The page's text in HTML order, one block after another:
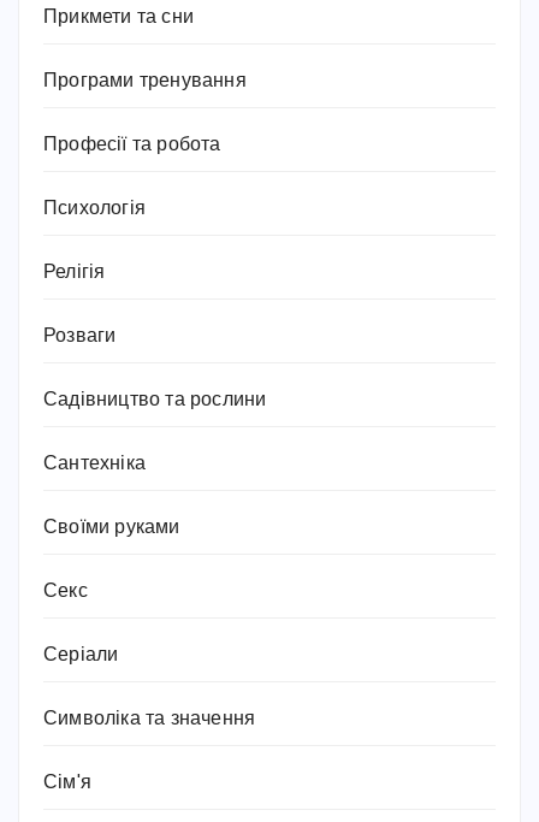
Прикмети та сни
Програми тренування
Професії та робота
Психологія
Релігія
Розваги
Садівництво та рослини
Сантехніка
Своїми руками
Секс
Серіали
Символіка та значення
Сім'я